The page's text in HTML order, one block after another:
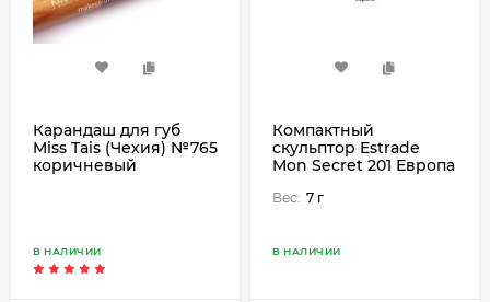
Карандаш для губ
Miss Tais (Чехия) №765
коричневый
В НАЛИЧИИ
Компактный
скульптор Estrade
Mon Secret 201 Европа
Вес: 7 г
В НАЛИЧИИ